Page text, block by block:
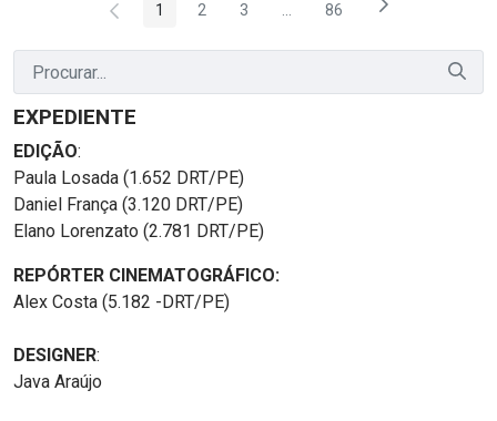
Página
1 Página
2 Página
3 Páginas intermediárias Usar
Página
86
EXPEDIENTE
EDIÇÃO:
Paula Losada (1.652 DRT/PE)
Daniel França (3.120 DRT/PE)
Elano Lorenzato (2.781 DRT/PE)
REPÓRTER CINEMATOGRÁFICO:
Alex Costa (5.182 -DRT/PE)
DESIGNER:
Java Araújo